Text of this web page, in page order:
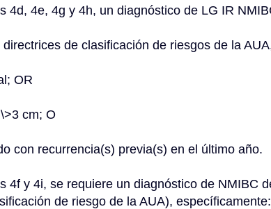
4d, 4e, 4g y 4h, un diagnóstico de LG IR
de clasificación de riesgos de la
OR
cm; O
con recurrencia(s) previa(s) en el último año.
de riesgo de la AUA), específicamente: